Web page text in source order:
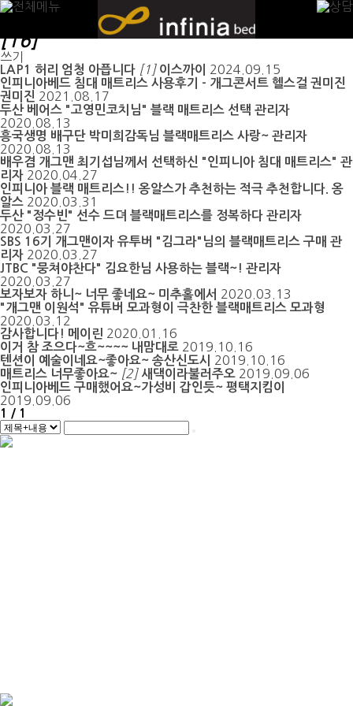
인피니아베드-사용후기
[16]
쓰기
LAP1 허리 엄청 아픕니다 [1] 이스까이 2024.09.15
인피니아베드 침대 매트리스 사용후기 - 개그콘서트 헬스걸 권미진
권미진 2021.08.17
두산 베어스 "고영민코치님" 블랙 매트리스 선택 관리자
2020.08.13
흥국생명 배구단 박미희감독님 블랙매트리스 사랑~ 관리자
2020.08.13
배우겸 개그맨 최기섭님께서 선택하신 "인피니아 침대 매트리스" 관
리자 2020.04.27
인피니아 블랙 매트리스!! 옹알스가 추천하는 적극 추천합니다. 옹
알스 2020.03.31
두산 "정수빈" 선수 드뎌 블랙매트리스를 정복하다 관리자
2020.03.27
SBS 16기 개그맨이자 유투버 "김그라"님의 블랙매트리스 구매 관
리자 2020.03.27
JTBC "뭉쳐야찬다" 김요한님 사용하는 블랙~! 관리자
2020.03.27
보자보자 하니~ 너무 좋네요~ 미추홀에서 2020.03.13
"개그맨 이원석" 유튜버 모과형이 극찬한 블랙매트리스 모과형
2020.03.12
감사합니다! 메이린 2020.01.16
이거 참 조으다~흐~~~~ 내맘대로 2019.10.16
텐션이 예술이네요~좋아요~ 송산신도시 2019.10.16
매트리스 너무좋아요~ [2] 새댁이라불러주오 2019.09.06
인피니아베드 구매했어요~가성비 갑인듯~ 평택지킴이
2019.09.06
1 / 1